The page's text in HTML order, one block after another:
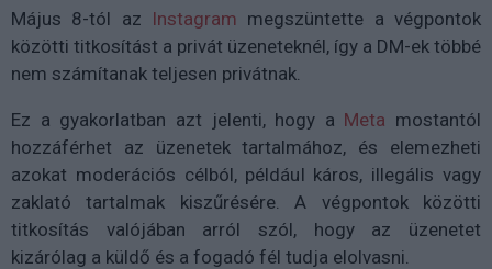
Május 8-tól az Instagram megszüntette a végpontok
közötti titkosítást a privát üzeneteknél, így a DM-ek többé
nem számítanak teljesen privátnak.
Ez a gyakorlatban azt jelenti, hogy a Meta mostantól
hozzáférhet az üzenetek tartalmához, és elemezheti
azokat moderációs célból, például káros, illegális vagy
zaklató tartalmak kiszűrésére. A végpontok közötti
titkosítás valójában arról szól, hogy az üzenetet
kizárólag a küldő és a fogadó fél tudja elolvasni.